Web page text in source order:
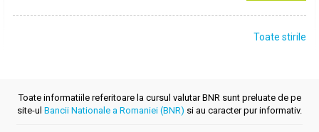
Toate stirile
Toate informatiile referitoare la cursul valutar BNR sunt preluate de pe
site-ul Bancii Nationale a Romaniei (BNR) si au caracter pur informativ.